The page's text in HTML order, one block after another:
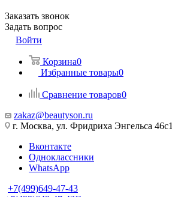
Заказать звонок
Задать вопрос
Войти
Корзина0
Избранные товары0
Сравнение товаров0
zakaz@beautyson.ru
г. Москва, ул. Фридриха Энгельса 46с1
Вконтакте
Одноклассники
WhatsApp
+7(499)649-47-43